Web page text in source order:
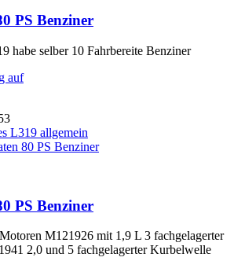
PS Benziner
habe selber 10 Fahrbereite Benziner
auf
L319 allgemein
80 PS Benziner
PS Benziner
M121926 mit 1,9 L 3 fachgelagerter
2,0 und 5 fachgelagerter Kurbelwelle